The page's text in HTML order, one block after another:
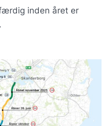
inden året er